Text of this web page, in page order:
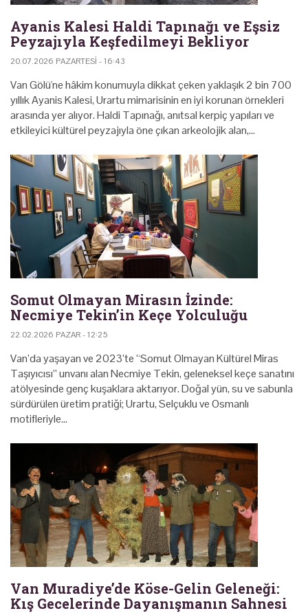
Ayanis Kalesi Haldi Tapınağı ve Eşsiz
Peyzajıyla Keşfedilmeyi Bekliyor
20.07.2026 PAZARTESI - 16:43
Van Gölü'ne hâkim konumuyla dikkat çeken yaklaşık 2 bin 700
yıllık Ayanis Kalesi, Urartu mimarisinin en iyi korunan örnekleri
arasında yer alıyor. Haldi Tapınağı, anıtsal kerpiç yapıları ve
etkileyici kültürel peyzajıyla öne çıkan arkeolojik alan,…
Somut Olmayan Mirasın İzinde:
Necmiye Tekin’in Keçe Yolculuğu
22.02.2026 PAZAR - 12:25
Van’da yaşayan ve 2023’te “Somut Olmayan Kültürel Miras
Taşıyıcısı” unvanı alan Necmiye Tekin, geleneksel keçe sanatını
atölyesinde genç kuşaklara aktarıyor. Doğal yün, su ve sabunla
sürdürülen üretim pratiği; Urartu, Selçuklu ve Osmanlı
motifleriyle…
Van Muradiye’de Köse-Gelin Geleneği:
Kış Gecelerinde Dayanışmanın Sahnesi